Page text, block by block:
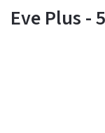
Eve Plus -